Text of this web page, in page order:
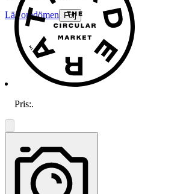
Läs omdömen Följ
Pris:.